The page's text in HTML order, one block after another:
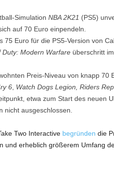
Simulation NBA 2K21 (PS5)
auf 70 Euro einpendeln.
75 Euro für die PS5-Version von
Duty: Modern Warfareüberschritt
Preis-Niveau von knapp 70
6, Watch Dogs Legion, Riders
etwa zum Start des neuen
nicht ausgeschlossen.
Two Interactive begründen die
und erheblich größerem Umfang